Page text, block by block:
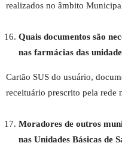
realizados no âmbito
Quais documentos são
nas farmácias das
Cartão SUS do usuário,
receituário prescrito pela rede
Moradores de outros
nas Unidades Básicas de